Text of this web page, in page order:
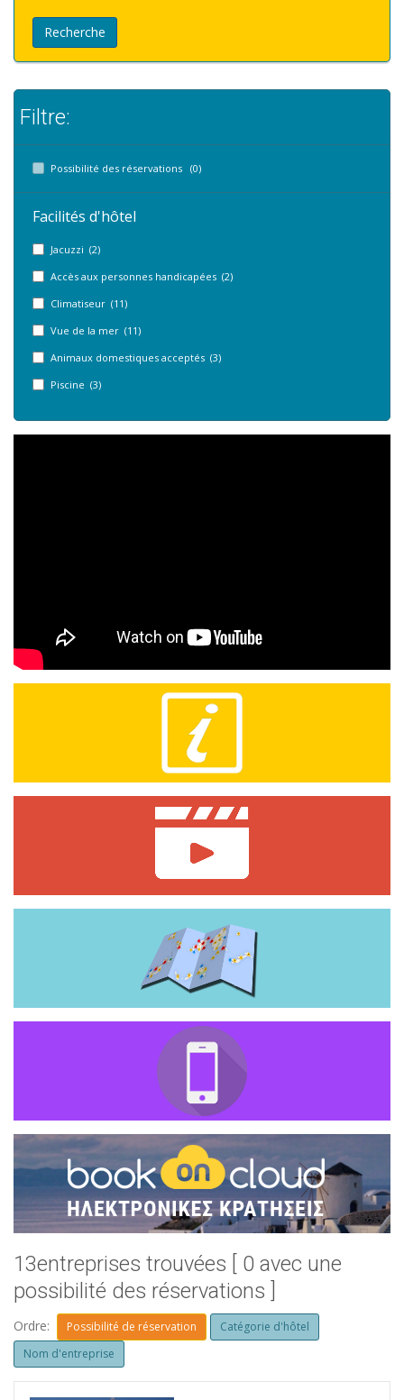
Recherche
Filtre:
Possibilité des réservations (0)
Facilités d'hôtel
Jacuzzi (2)
Accès aux personnes handicapées (2)
Climatiseur (11)
Vue de la mer (11)
Animaux domestiques acceptés (3)
Piscine (3)
13entreprises trouvées [ 0 avec une
possibilité des réservations ]
Ordre: Possibilité de réservation
Catégorie d'hôtel
Nom d'entreprise